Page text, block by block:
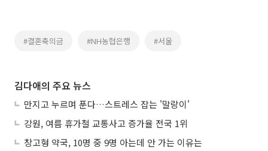
#결혼축의금 #NH농협은행 #서울
김다애의 주요 뉴스
만지고 누르며 푼다…스트레스 잡는 '말랑이'
강원, 여름 휴가철 교통사고 증가율 전국 1위
창고형 약국, 10명 중 9명 아는데 안 가는 이유는